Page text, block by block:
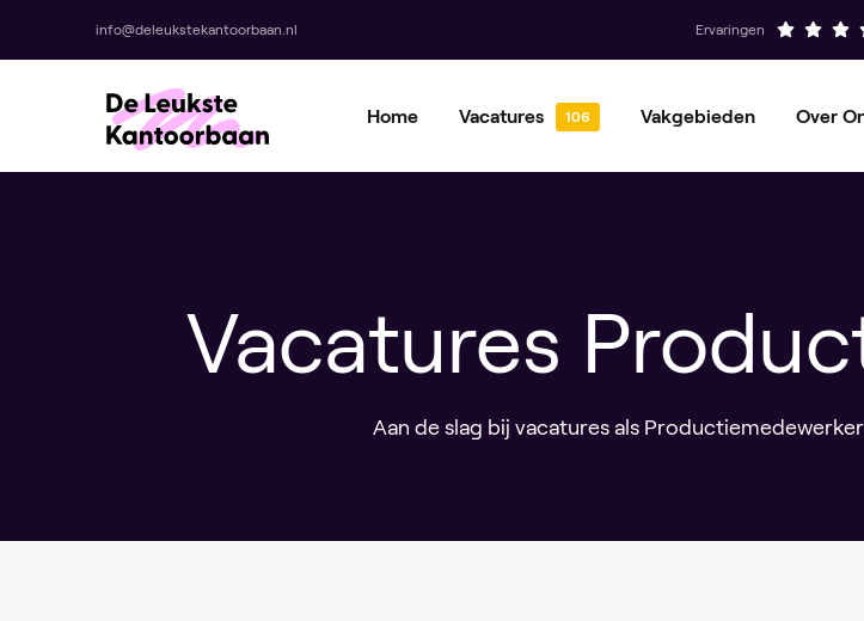
info@deleukstekantoorbaan.nl Ervaringen
Home Vacatures Vakgebieden Over
Vacatures
Aan de slag bij vacatures als